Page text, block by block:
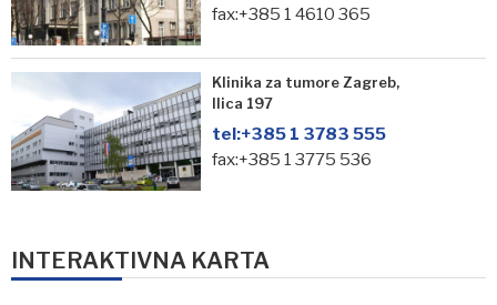
fax:+385 1 4610 365
Klinika za tumore Zagreb,
Ilica 197
tel:+385 1 3783 555
fax:+385 1 3775 536
INTERAKTIVNA KARTA